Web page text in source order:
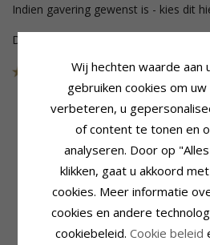
Indien gavering gewenst is - kies dit
Art.nr. 48647B45
Productinformatie
Bijvoeglijk Naamwoord: Mat
Tweekleurige
Ringtype:Trouwring
Oppervlak:Mat
Steen
Aantal:
Steen:
Wij hechten waarde aan
gebruiken cookies om
verbeteren, u
of content te tonen en
analyseren. Door op
klikken, gaat u akkoord
cookies. Meer informatie
cookies en andere
cookiebeleid. Cookie beleid